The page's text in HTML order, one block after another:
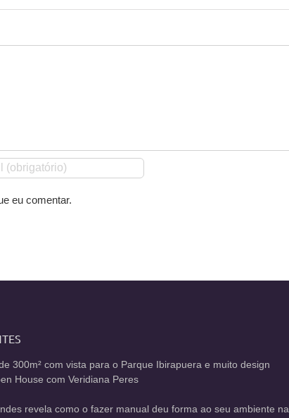
eu comentar.
300m² com vista para o Parque Ibirapuera e muito design
House com Veridiana Peres
revela como o fazer manual deu forma ao seu ambiente na